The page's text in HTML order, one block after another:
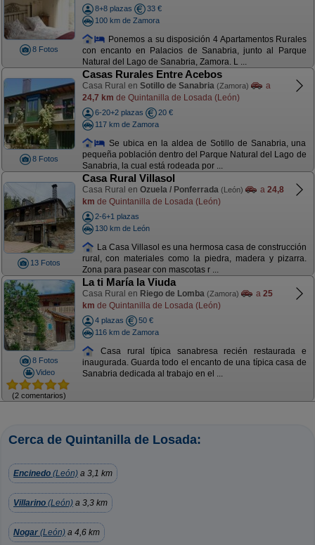
8 Fotos
8+8 plazas
33 €
100 km de Zamora
Ponemos a su disposición 4 Apartamentos Rurales
con encanto en Palacios de Sanabria, junto al Parque
Natural del Lago de Sanabria, Zamora. L ...
8 Fotos
Casas Rurales Entre Acebos
Casa Rural en Sotillo de Sanabria (Zamora)
a
24,7 km de Quintanilla de Losada (León)
6-20+2 plazas
20 €
117 km de Zamora
Se ubica en la aldea de Sotillo de Sanabria, una
pequeña población dentro del Parque Natural del Lago de
Sanabria, la cual está rodeada por ...
13 Fotos
Casa Rural Villasol
Casa Rural en Ozuela / Ponferrada (León) a 24,8
km de Quintanilla de Losada (León)
2-6+1 plazas
130 km de León
La Casa Villasol es una hermosa casa de construcción
rural, con materiales como la piedra, madera y pizarra.
Zona para pasear con mascotas r ...
8 Fotos
Video
(2 comentarios)
La ti María la Viuda
Casa Rural en Riego de Lomba (Zamora) a 25
km de Quintanilla de Losada (León)
4 plazas
50 €
116 km de Zamora
Casa rural típica sanabresa recién restaurada e
inaugurada. Guarda todo el encanto de una típica casa de
Sanabria dedicada al trabajo en el ...
Cerca de Quintanilla de Losada:
Encinedo (León) a 3,1 km
Villarino (León) a 3,3 km
Nogar (León) a 4,6 km